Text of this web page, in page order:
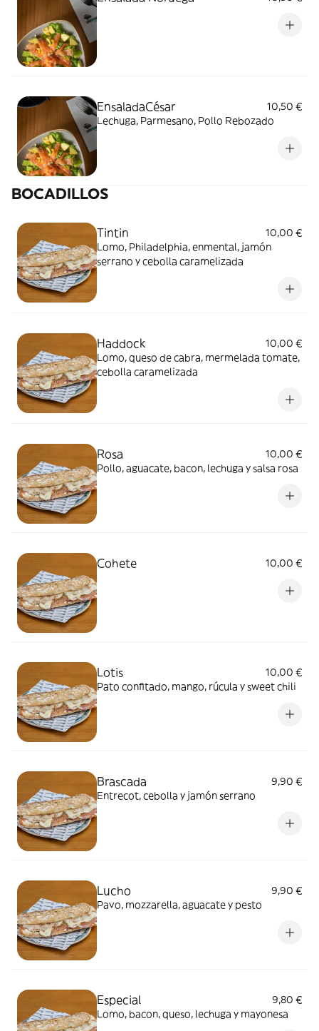
EnsaladaCésar
10,50 €
Lechuga, Parmesano, Pollo Rebozado
BOCADILLOS
Tintin
10,00 €
Lomo, Philadelphia, enmental, jamón
serrano y cebolla caramelizada
Haddock
10,00 €
Lomo, queso de cabra, mermelada tomate,
cebolla caramelizada
Rosa
10,00 €
Pollo, aguacate, bacon, lechuga y salsa rosa
Cohete 10,00 €
Lotis
10,00 €
Pato confitado, mango, rúcula y sweet chili
Brascada
9,90 €
Entrecot, cebolla y jamón serrano
Lucho
9,90 €
Pavo, mozzarella, aguacate y pesto
Especial
9,80 €
Lomo, bacon, queso, lechuga y mayonesa